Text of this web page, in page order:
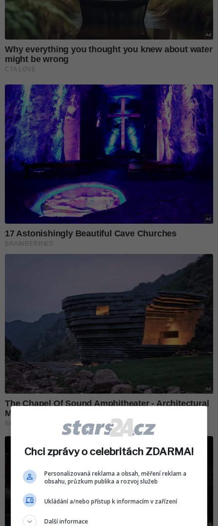
Chci zprávy o celebritách ZDARMA!
Personalizovaná reklama a obsah, měření reklam a
obsahu, průzkum publika a rozvoj služeb
Ukládání a/nebo přístup k informacím v zařízení
Další informace